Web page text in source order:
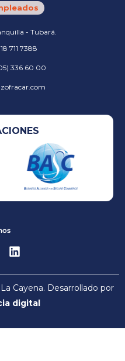
- Tubará.
711 7388
336 60 00
Cayena. Desarrollado por
digital